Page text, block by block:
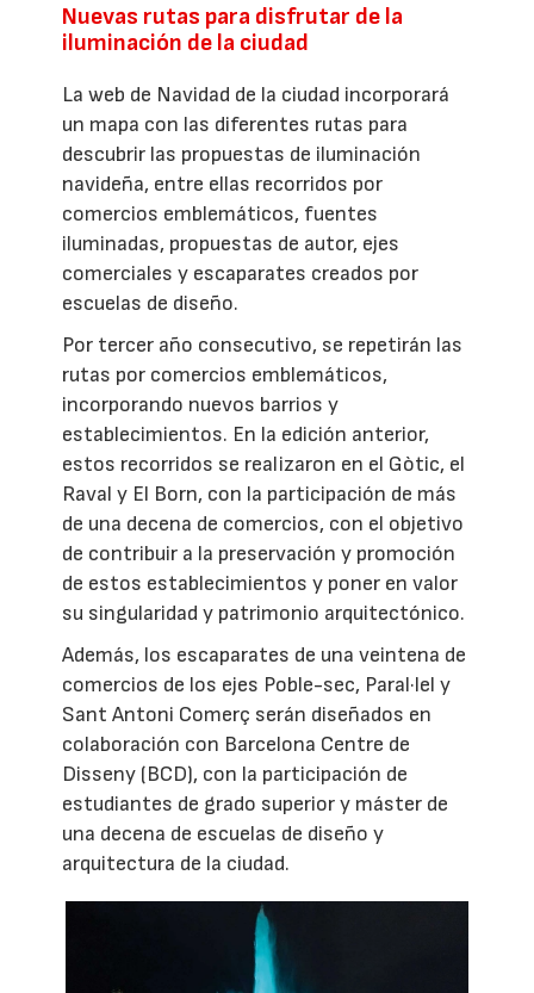
Nuevas rutas para disfrutar de la
iluminación de la ciudad
La web de Navidad de la ciudad incorporará
un mapa con las diferentes rutas para
descubrir las propuestas de iluminación
navideña, entre ellas recorridos por
comercios emblemáticos, fuentes
iluminadas, propuestas de autor, ejes
comerciales y escaparates creados por
escuelas de diseño.
Por tercer año consecutivo, se repetirán las
rutas por comercios emblemáticos,
incorporando nuevos barrios y
establecimientos. En la edición anterior,
estos recorridos se realizaron en el Gòtic, el
Raval y El Born, con la participación de más
de una decena de comercios, con el objetivo
de contribuir a la preservación y promoción
de estos establecimientos y poner en valor
su singularidad y patrimonio arquitectónico.
Además, los escaparates de una veintena de
comercios de los ejes Poble-sec, Paral·lel y
Sant Antoni Comerç serán diseñados en
colaboración con Barcelona Centre de
Disseny (BCD), con la participación de
estudiantes de grado superior y máster de
una decena de escuelas de diseño y
arquitectura de la ciudad.